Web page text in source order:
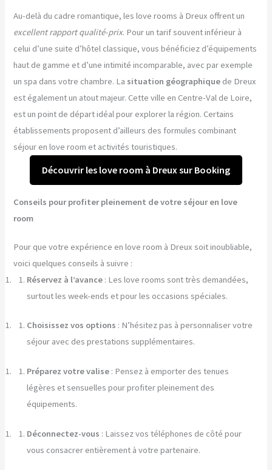
Au-delà du cadre romantique, les love rooms à Dreux offrent un
excellent rapport qualité-prix. Pour un tarif souvent inférieur à
celui d’une suite d’hôtel classique, vous bénéficiez d’équipements
haut de gamme et d’une intimité incomparable, avec par exemple
un spa dans votre chambre. La situation géographique de Dreux
est également un atout majeur. Cette ville en Centre-Val de Loire,
est un point de départ idéal pour explorer la région. Certains
établissements proposent d’ailleurs des formules combinant
séjour en love room et activités touristiques.
Découvrir les love room à Dreux sur Booking
Conseils pour profiter pleinement de votre séjour en love
room
Pour que votre expérience en love room à Dreux soit inoubliable,
voici quelques conseils à suivre :
Réservez à l’avance : Les love rooms sont très demandées,
surtout les week-ends et pour les occasions spéciales.
Choisissez vos options : N’hésitez pas à personnaliser votre
séjour avec des prestations supplémentaires.
Préparez votre valise : Pensez à emporter des tenues
légères et sensuelles pour profiter pleinement des
équipements.
Déconnectez-vous : Laissez vos téléphones de côté pour
vous consacrer entièrement à votre partenaire.